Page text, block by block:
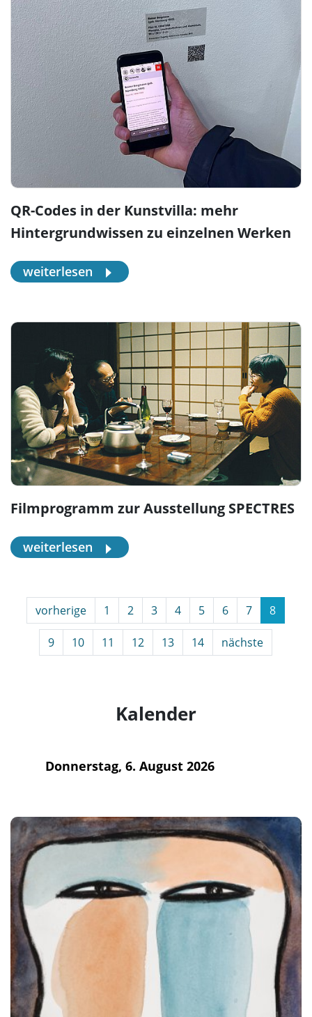
QR-Codes in der Kunstvilla: mehr
Hintergrundwissen zu einzelnen Werken
weiterlesen
Filmprogramm zur Ausstellung SPECTRES
weiterlesen
vorherige 1 2 3 4 5 6 7 8
9 10 11 12 13 14 nächste
Kalender
Donnerstag, 6. August 2026